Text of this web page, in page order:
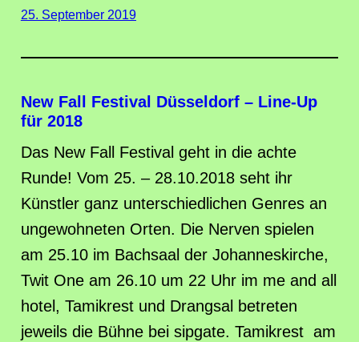
25. September 2019
New Fall Festival Düsseldorf – Line-Up
für 2018
Das New Fall Festival geht in die achte
Runde! Vom 25. – 28.10.2018 seht ihr
Künstler ganz unterschiedlichen Genres an
ungewohneten Orten. Die Nerven spielen
am 25.10 im Bachsaal der Johanneskirche,
Twit One am 26.10 um 22 Uhr im me and all
hotel, Tamikrest und Drangsal betreten
jeweils die Bühne bei sipgate. Tamikrest am